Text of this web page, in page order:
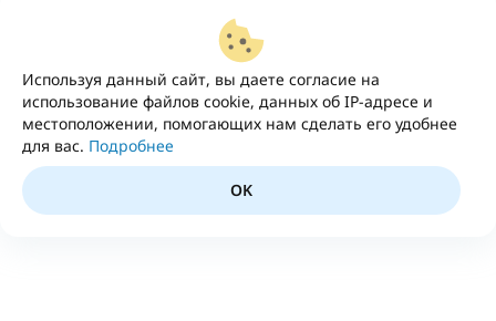
Используя данный сайт, вы даете согласие на
использование файлов cookie, данных об IP-адресе и
местоположении, помогающих нам сделать его удобнее
для вас. Подробнее
OK